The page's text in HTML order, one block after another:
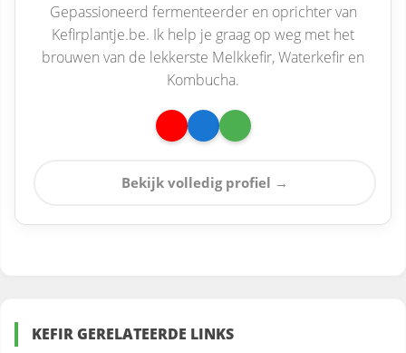
Gepassioneerd fermenteerder en oprichter van
Kefirplantje.be. Ik help je graag op weg met het
brouwen van de lekkerste Melkkefir, Waterkefir en
Kombucha.
Bekijk volledig profiel →
KEFIR GERELATEERDE LINKS